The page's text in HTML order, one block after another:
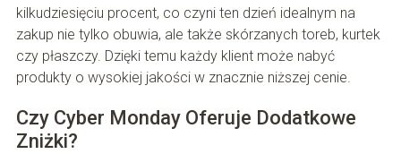
kilkudziesięciu procent, co czyni ten dzień idealnym na
zakup nie tylko obuwia, ale także skórzanych toreb, kurtek
czy płaszczy. Dzięki temu każdy klient może nabyć
produkty o wysokiej jakości w znacznie niższej cenie.
Czy Cyber Monday Oferuje Dodatkowe
Zniżki?